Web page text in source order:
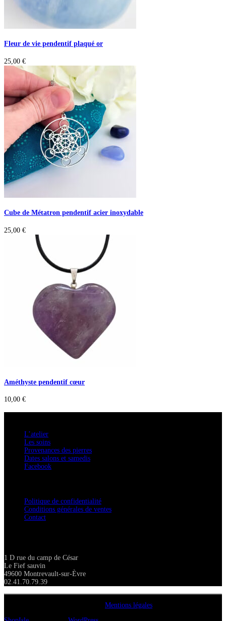
Fleur de vie pendentif plaqué or
25,00 €
Cube de Métatron pendentif acier inoxydable
25,00 €
Améthyste pendentif cœur
10,00 €
L’atelier
Les soins
Provenances des pierres
Dates salons et samedis
Facebook
Politique de confidentialité
Conditions générales de ventes
Contact
1 D rue du camp de César
Le Fief sauvin
49600 Montrevault-sur-Èvre
02.41.70.79.39
Mentions légales